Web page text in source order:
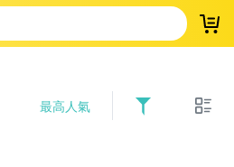
登
最高人氣